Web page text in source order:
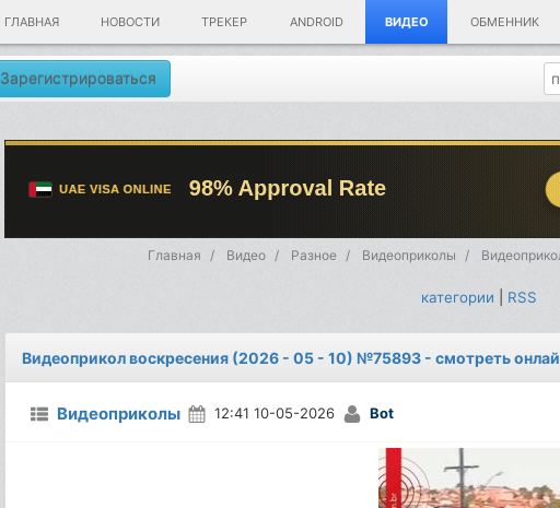
ГЛАВНАЯ НОВОСТИ ТРЕКЕР ANDROID ВИДЕО ОБМЕННИК
Зарегистрироваться
Главная Видео Разное Видеоприколы
категории RSS
Видеоприкол воскресения (2026 - 05 - 10) №75893 - смотреть
Видеоприколы 12:41 10-05-2026 Bot